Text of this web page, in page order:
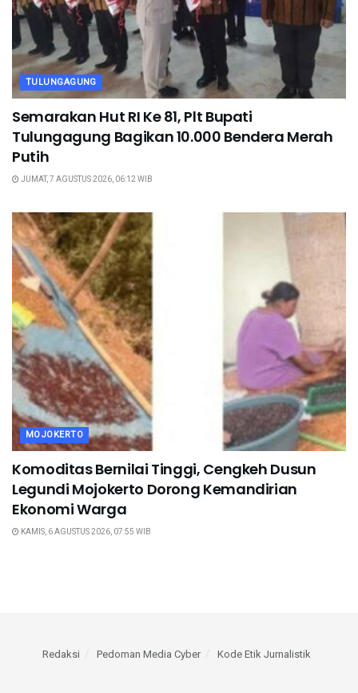
TULUNGAGUNG
Semarakan Hut RI Ke 81, Plt Bupati
Tulungagung Bagikan 10.000 Bendera Merah
Putih
JUMAT, 7 AGUSTUS 2026, 06:12 WIB
MOJOKERTO
Komoditas Bernilai Tinggi, Cengkeh Dusun
Legundi Mojokerto Dorong Kemandirian
Ekonomi Warga
KAMIS, 6 AGUSTUS 2026, 07:55 WIB
Redaksi Pedoman Media Cyber Kode Etik Jurnalistik